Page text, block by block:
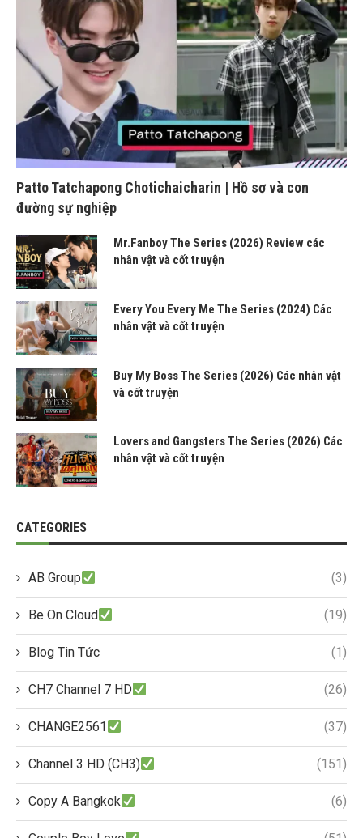
Patto Tatchapong Chotichaicharin | Hồ sơ và con
đường sự nghiệp
Mr.Fanboy The Series (2026) Review các
nhân vật và cốt truyện
Every You Every Me The Series (2024) Các
nhân vật và cốt truyện
Buy My Boss The Series (2026) Các nhân vật
và cốt truyện
Lovers and Gangsters The Series (2026) Các
nhân vật và cốt truyện
CATEGORIES
AB Group (3)
Be On Cloud (19)
Blog Tin Tức (1)
CH7 Channel 7 HD (26)
CHANGE2561 (37)
Channel 3 HD (CH3) (151)
Copy A Bangkok (6)